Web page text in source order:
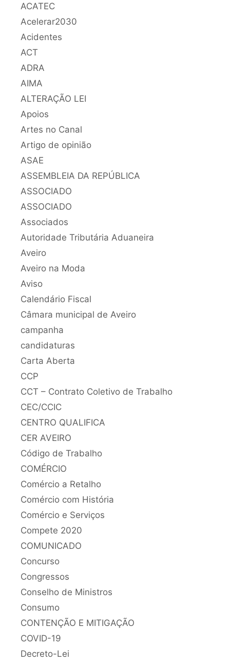
ACATEC
Acelerar2030
Acidentes
ACT
ADRA
AIMA
ALTERAÇÃO LEI
Apoios
Artes no Canal
Artigo de opinião
ASAE
ASSEMBLEIA DA REPÚBLICA
ASSOCIADO
ASSOCIADO
Associados
Autoridade Tributária Aduaneira
Aveiro
Aveiro na Moda
Aviso
Calendário Fiscal
Câmara municipal de Aveiro
campanha
candidaturas
Carta Aberta
CCP
CCT – Contrato Coletivo de Trabalho
CEC/CCIC
CENTRO QUALIFICA
CER AVEIRO
Código de Trabalho
COMÉRCIO
Comércio a Retalho
Comércio com História
Comércio e Serviços
Compete 2020
COMUNICADO
Concurso
Congressos
Conselho de Ministros
Consumo
CONTENÇÃO E MITIGAÇÃO
COVID-19
Decreto-Lei